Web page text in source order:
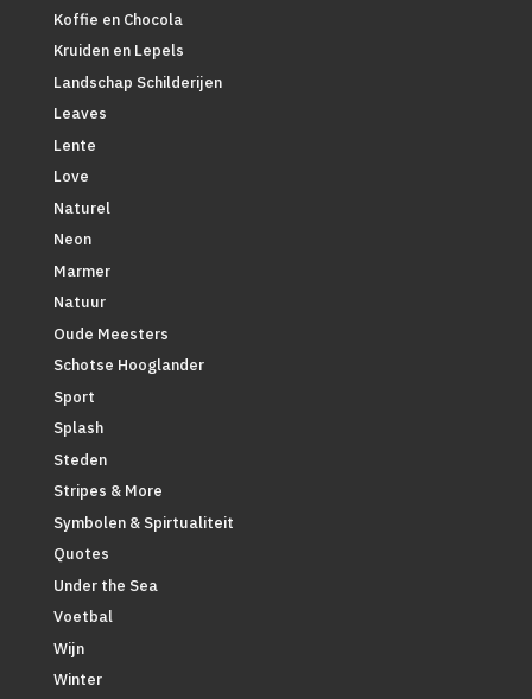
Koffie en Chocola
Kruiden en Lepels
Landschap Schilderijen
Leaves
Lente
Love
Naturel
Neon
Marmer
Natuur
Oude Meesters
Schotse Hooglander
Sport
Splash
Steden
Stripes & More
Symbolen & Spirtualiteit
Quotes
Under the Sea
Voetbal
Wijn
Winter